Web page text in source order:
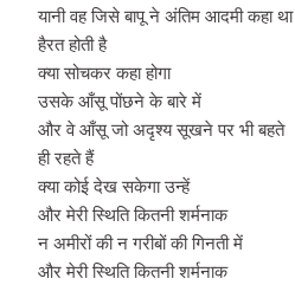
यानी वह जिसे बापू ने अंतिम आदमी कहा था
हैरत होती है
क्या सोचकर कहा होगा
उसके आँसू पोंछने के बारे में
और वे आँसू जो अदृश्य सूखने पर भी बहते
ही रहते हैं
क्या कोई देख सकेगा उन्हें
और मेरी स्थिति कितनी शर्मनाक
न अमीरों की न गरीबों की गिनती में
और मेरी स्थिति कितनी शर्मनाक